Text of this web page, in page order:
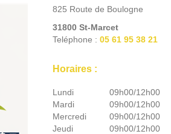
825 Route de Boulogne
31800 St-Marcet
Teléphone : 05 61 95 38 21
Horaires :
Lundi 09h00/12h00
Mardi
09h00/12h00
Mercredi
09h00/12h00
Jeudi
09h00/12h00